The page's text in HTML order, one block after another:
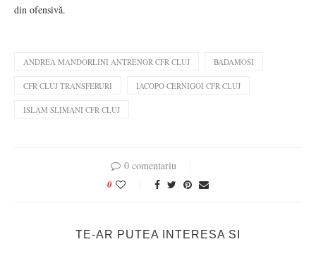
din ofensivă.
ANDREA MANDORLINI ANTRENOR CFR CLUJ BADAMOSI
CFR CLUJ TRANSFERURI IACOPO CERNIGOI CFR CLUJ
ISLAM SLIMANI CFR CLUJ
0 comentariu
0
TE-AR PUTEA INTERESA SI